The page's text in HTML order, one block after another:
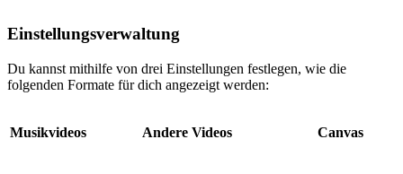
Einstellungsverwaltung
Du kannst mithilfe von drei Einstellungen festlegen, wie die
folgenden Formate für dich angezeigt werden:
Musikvideos Andere Videos Canvas